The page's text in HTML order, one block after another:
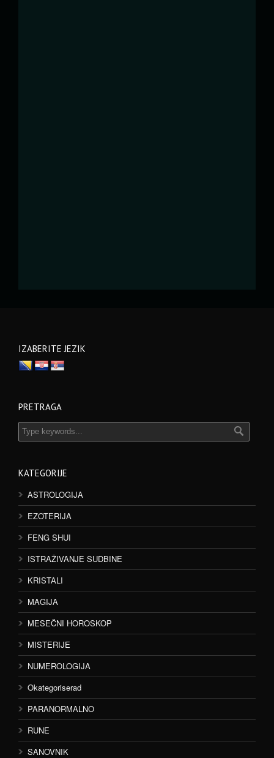
IZABERITE JEZIK
PRETRAGA
KATEGORIJE
ASTROLOGIJA
EZOTERIJA
FENG SHUI
ISTRAŽIVANJE SUDBINE
KRISTALI
MAGIJA
MESEČNI HOROSKOP
MISTERIJE
NUMEROLOGIJA
Okategoriserad
PARANORMALNO
RUNE
SANOVNIK